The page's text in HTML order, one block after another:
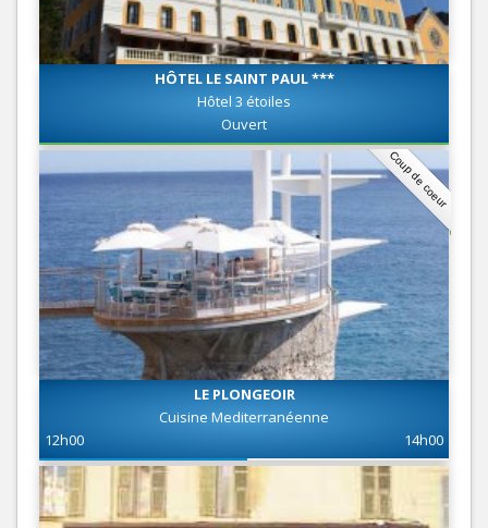
HÔTEL LE SAINT PAUL ***
Hôtel 3 étoiles
Ouvert
Coup de coeur
LE PLONGEOIR
Cuisine Mediterranéenne
12h00
14h00